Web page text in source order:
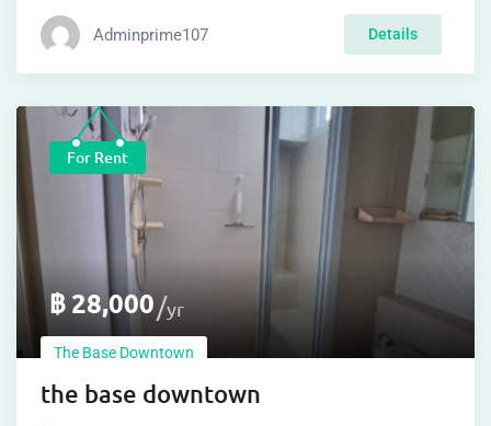
Adminprime107 Details
For Rent
฿28,000 yr
The Base Downtown
the base downtown